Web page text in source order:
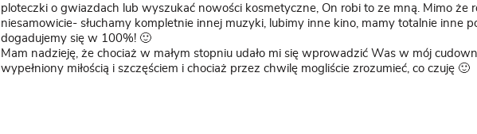
ploteczki o gwiazdach lub wyszukać nowości kosmetyczne, On robi to ze mną. Mimo że
niesamowicie- słuchamy kompletnie innej muzyki, lubimy inne kino, mamy totalnie inne
dogadujemy się w 100%! 🙂
Mam nadzieję, że chociaż w małym stopniu udało mi się wprowadzić Was w mój
wypełniony miłością i szczęściem i chociaż przez chwilę mogliście zrozumieć, co czuję 🙂